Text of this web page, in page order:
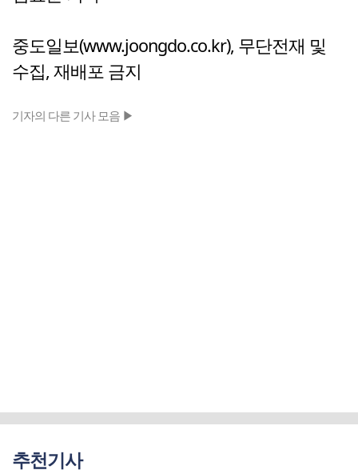
중도일보(www.joongdo.co.kr), 무단전재 및
수집, 재배포 금지
기자의 다른 기사 모음 ▶
추천기사